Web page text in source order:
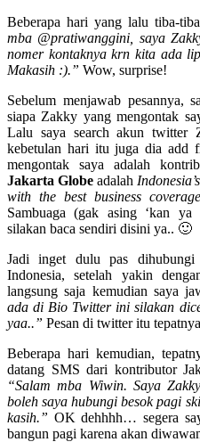
Beberapa hari yang lalu tiba-
mba @pratiwanggini, saya
nomer kontaknya krn kita ada
Makasih :).” Wow, surprise!
Sebelum menjawab pesannya,
siapa Zakky yang mengontak
Lalu saya search akun twitter
kebetulan hari itu juga dia add
mengontak saya adalah
Jakarta Globe adalah
with the best business coverage,
Sambuaga (gak asing ‘kan ya
silakan baca sendiri disini ya.. 🙂
Jadi inget dulu pas
Indonesia, setelah yakin
langsung saja kemudian saya
ada di Bio Twitter ini silakan
yaa..” Pesan di twitter itu
Beberapa hari kemudian,
datang SMS dari kontributor
“Salam mba Wiwin. Saya
boleh saya hubungi besok pagi
kasih.” OK dehhhh… segera
bangun pagi karena akan